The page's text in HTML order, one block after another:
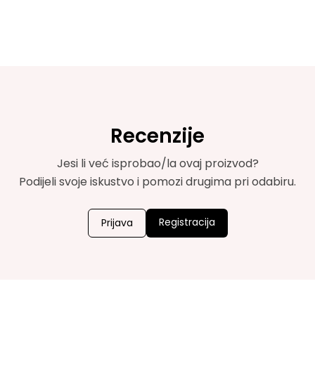
Recenzije
Jesi li već isprobao/la ovaj proizvod?
Podijeli svoje iskustvo i pomozi drugima pri odabiru.
Prijava Registracija